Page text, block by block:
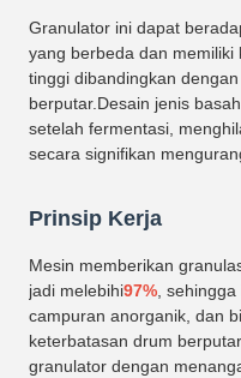
Granulator ini dapat
yang berbeda dan memiliki
tinggi dibandingkan
berputar.Desain jenis
setelah fermentasi,
secara signifikan
Prinsip Kerja
Mesin memberikan
jadi melebihi97% ,
campuran anorganik, dan
keterbatasan drum
granulator dengan